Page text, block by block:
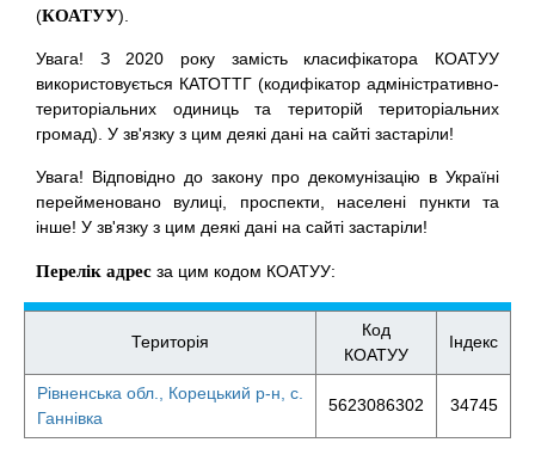
(КОАТУУ).
Увага! З 2020 року замість класифікатора КОАТУУ
використовується КАТОТТГ (кодифікатор адміністративно-
територіальних одиниць та територій територіальних
громад). У зв'язку з цим деякі дані на сайті застаріли!
Увага! Відповідно до закону про декомунізацію в Україні
перейменовано вулиці, проспекти, населені пункти та
інше! У зв'язку з цим деякі дані на сайті застаріли!
Перелік адрес за цим кодом КОАТУУ:
Територія
Код
КОАТУУ
Індекс
Рівненська обл., Корецький р-н, с.
Ганнівка
5623086302 34745